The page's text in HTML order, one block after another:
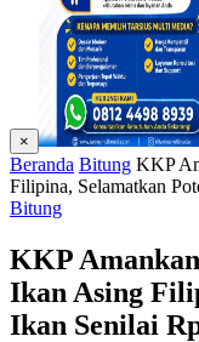
×
Beranda Bitung KKP
Filipina, Selamatkan
Bitung
KKP
Ikan Asing
Ikan Senilai